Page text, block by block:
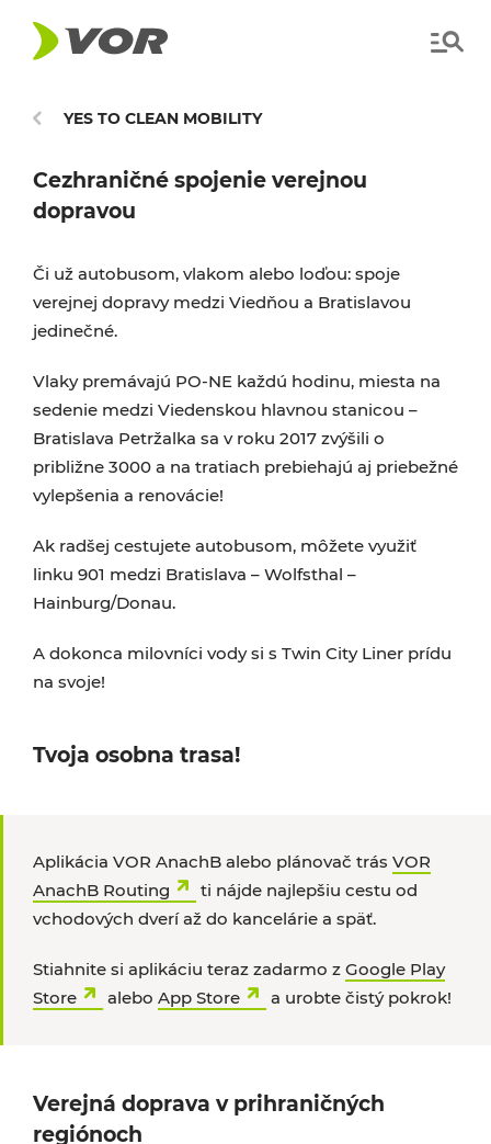
YES TO CLEAN MOBILITY
Cezhraničné spojenie verejnou
dopravou
Či už autobusom, vlakom alebo loďou: spoje
verejnej dopravy medzi Viedňou a Bratislavou
jedinečné.
Vlaky premávajú PO-NE každú hodinu, miesta na
sedenie medzi Viedenskou hlavnou stanicou –
Bratislava Petržalka sa v roku 2017 zvýšili o
približne 3000 a na tratiach prebiehajú aj priebežné
vylepšenia a renovácie!
Ak radšej cestujete autobusom, môžete využiť
linku 901 medzi Bratislava – Wolfsthal –
Hainburg/Donau.
A dokonca milovníci vody si s Twin City Liner prídu
na svoje!
Tvoja osobna trasa!
Aplikácia VOR AnachB alebo plánovač trás VOR
AnachB Routing
ti nájde najlepšiu cestu od
vchodových dverí až do kancelárie a späť.
Stiahnite si aplikáciu teraz zadarmo z Google Play
Store
alebo App Store a urobte čistý pokrok!
Verejná doprava v prihraničných
regiónoch